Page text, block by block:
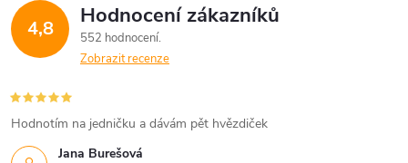
4,8 Hodnocení zákazníků
552 hodnocení
Zobrazit recenze
Jana Burešová
Hodnotím na jedničku a dávám pět hvězdiček